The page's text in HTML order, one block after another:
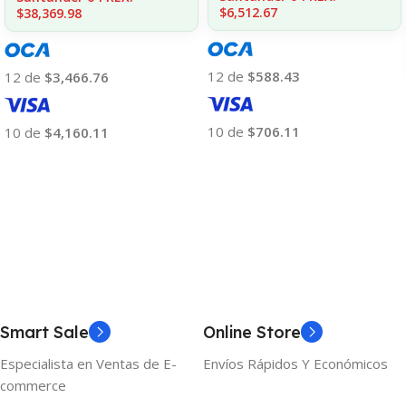
$38,369.98
12 de $3,466.76
10 de $4,160.11
$6,512.67
12 de $588.43
10 de $706.11
Smart Sale
Especialista en Ventas de E-
commerce
Online Store
Envíos Rápidos Y Económicos